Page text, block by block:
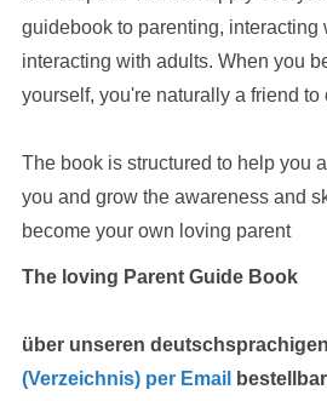
guidebook to parenting, interacting
interacting with adults. When you
yourself, you're naturally a friend to
The book is structured to help you
you and grow the awareness and
become your own loving parent
The loving Parent Guide Book
über unseren
(Verzeichnis) per Email
bestellbar